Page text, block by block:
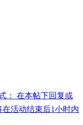
： 在本帖下回复或
活动结束后1小时内